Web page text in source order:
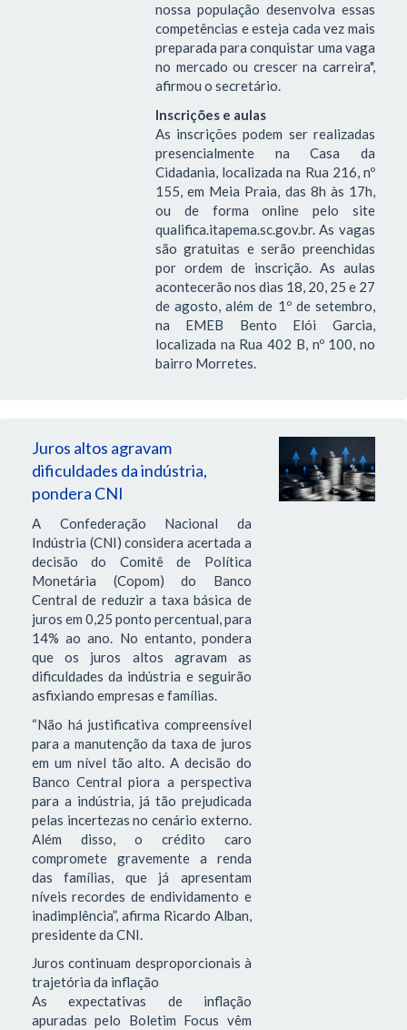
nossa população desenvolva essas
competências e esteja cada vez mais
preparada para conquistar uma vaga
no mercado ou crescer na carreira",
afirmou o secretário.
Inscrições e aulas
As inscrições podem ser realizadas
presencialmente na Casa da
Cidadania, localizada na Rua 216, nº
155, em Meia Praia, das 8h às 17h,
ou de forma online pelo site
qualifica.itapema.sc.gov.br. As vagas
são gratuitas e serão preenchidas
por ordem de inscrição. As aulas
acontecerão nos dias 18, 20, 25 e 27
de agosto, além de 1º de setembro,
na EMEB Bento Elói Garcia,
localizada na Rua 402 B, nº 100, no
bairro Morretes.
Juros altos agravam
dificuldades da indústria,
pondera CNI
A Confederação Nacional da
Indústria (CNI) considera acertada a
decisão do Comitê de Política
Monetária (Copom) do Banco
Central de reduzir a taxa básica de
juros em 0,25 ponto percentual, para
14% ao ano. No entanto, pondera
que os juros altos agravam as
dificuldades da indústria e seguirão
asfixiando empresas e famílias.
“Não há justificativa compreensível
para a manutenção da taxa de juros
em um nível tão alto. A decisão do
Banco Central piora a perspectiva
para a indústria, já tão prejudicada
pelas incertezas no cenário externo.
Além disso, o crédito caro
compromete gravemente a renda
das famílias, que já apresentam
níveis recordes de endividamento e
inadimplência”, afirma Ricardo Alban,
presidente da CNI.
Juros continuam desproporcionais à
trajetória da inflação
As expectativas de inflação
apuradas pelo Boletim Focus vêm